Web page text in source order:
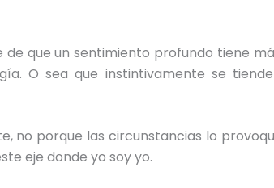
que un sentimiento profundo tiene
O sea que instintivamente se
no porque las circunstancias lo
eje donde yo soy yo.